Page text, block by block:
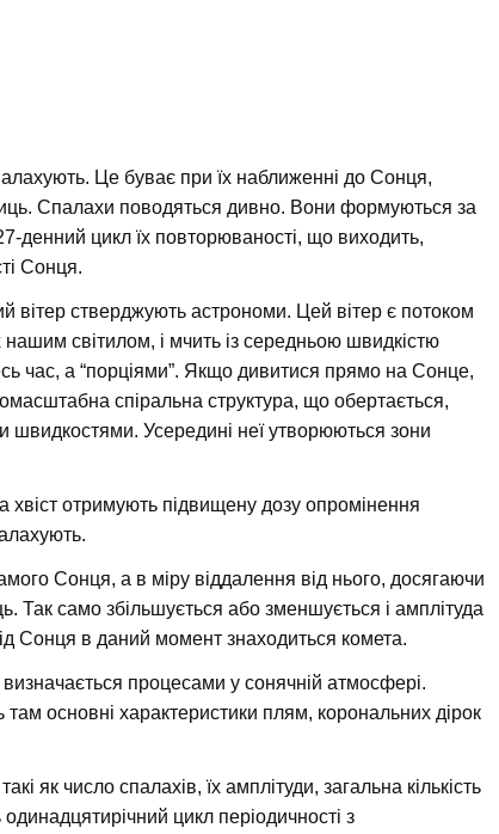
Це буває при їх наближенні до Сонця,
Спалахи поводяться дивно. Вони формуються за
денний цикл їх повторюваності, що виходить,
Сонця.
вітер стверджують астрономи. Цей вітер є потоком
світилом, і мчить із середньою швидкістю
час, а “порціями”. Якщо дивитися прямо на Сонце,
спіральна структура, що обертається,
швидкостями. Усередині неї утворюються зони
хвіст отримують підвищену дозу опромінення
Сонця, а в міру віддалення від нього, досягаючи
Так само збільшується або зменшується і амплітуда
Сонця в даний момент знаходиться комета.
процесами у сонячній атмосфері.
основні характеристики плям, корональних дірок
як число спалахів, їх амплітуди, загальна кількість
цикл періодичності з